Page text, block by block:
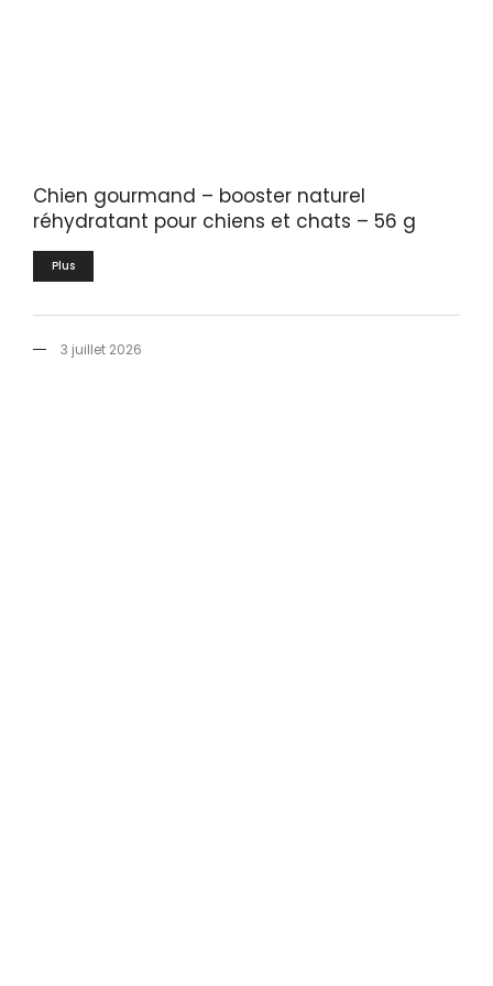
Chien gourmand – booster naturel
réhydratant pour chiens et chats – 56 g
Plus
3 juillet 2026